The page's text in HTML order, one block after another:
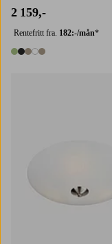
2 159,-
Rentefritt fra. 182:-/mån*
5 farger